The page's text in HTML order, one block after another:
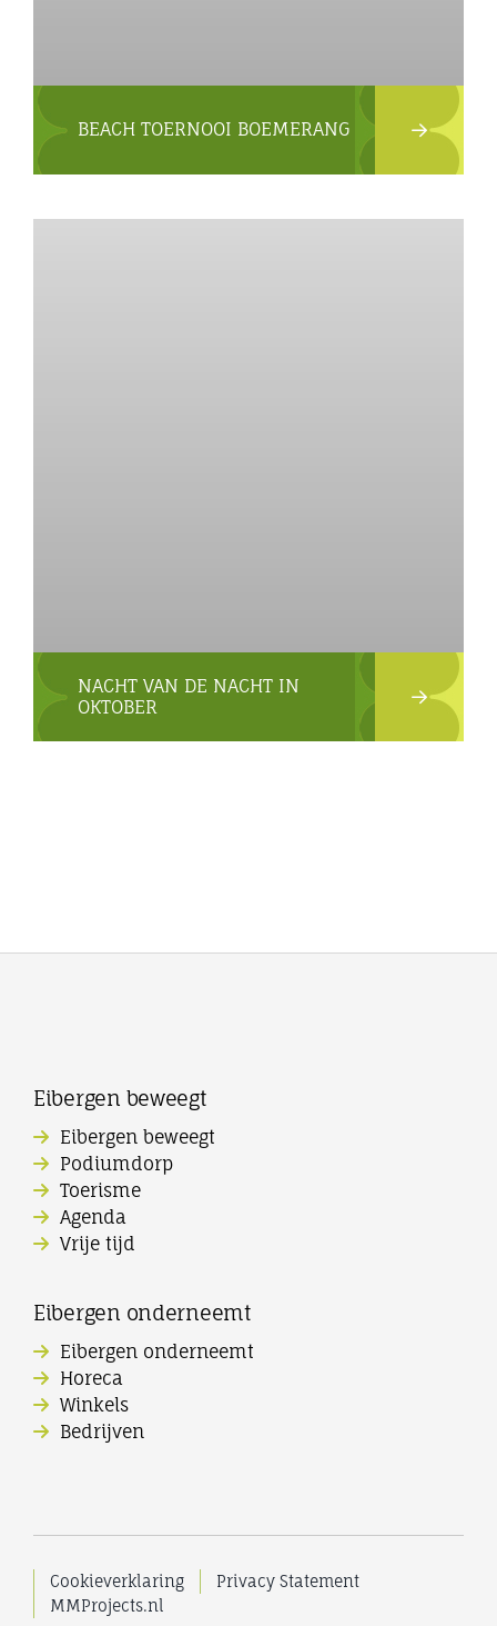
BEACH TOERNOOI BOEMERANG
NACHT VAN DE NACHT IN
OKTOBER
Eibergen beweegt
Eibergen beweegt
Podiumdorp
Toerisme
Agenda
Vrije tijd
Eibergen onderneemt
Eibergen onderneemt
Horeca
Winkels
Bedrijven
Cookieverklaring
Privacy Statement
MMProjects.nl